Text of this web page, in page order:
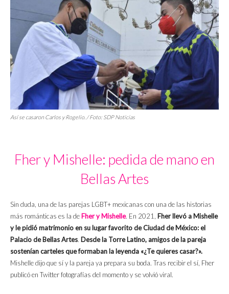
Así se casaron Carlos y Rogelio. / Foto: SDP Noticias
Fher y Mishelle: pedida de mano en
Bellas Artes
Sin duda, una de las parejas LGBT+ mexicanas con una de las historias
más románticas es la de Fher y Mishelle. En 2021, Fher llevó a Mishelle
y le pidió matrimonio en su lugar favorito de Ciudad de México: el
Palacio de Bellas Artes. Desde la Torre Latino, amigos de la pareja
sostenían carteles que formaban la leyenda «¿Te quieres casar?».
Mishelle dijo que sí y la pareja ya prepara su boda. Tras recibir el sí, Fher
publicó en Twitter fotografías del momento y se volvió viral.